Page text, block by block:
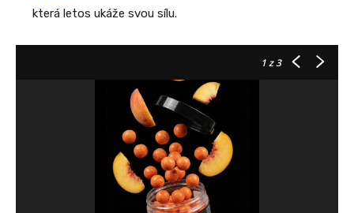
která letos ukáže svou sílu.
1z 3